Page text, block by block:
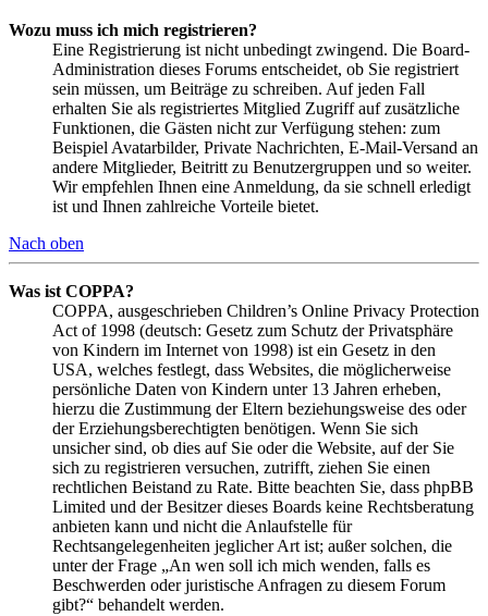
Wozu muss ich mich registrieren?
Eine Registrierung ist nicht unbedingt zwingend. Die Board-
Administration dieses Forums entscheidet, ob Sie registriert
sein müssen, um Beiträge zu schreiben. Auf jeden Fall
erhalten Sie als registriertes Mitglied Zugriff auf zusätzliche
Funktionen, die Gästen nicht zur Verfügung stehen: zum
Beispiel Avatarbilder, Private Nachrichten, E-Mail-Versand an
andere Mitglieder, Beitritt zu Benutzergruppen und so weiter.
Wir empfehlen Ihnen eine Anmeldung, da sie schnell erledigt
ist und Ihnen zahlreiche Vorteile bietet.
Nach oben
Was ist COPPA?
COPPA, ausgeschrieben Children’s Online Privacy Protection
Act of 1998 (deutsch: Gesetz zum Schutz der Privatsphäre
von Kindern im Internet von 1998) ist ein Gesetz in den
USA, welches festlegt, dass Websites, die möglicherweise
persönliche Daten von Kindern unter 13 Jahren erheben,
hierzu die Zustimmung der Eltern beziehungsweise des oder
der Erziehungsberechtigten benötigen. Wenn Sie sich
unsicher sind, ob dies auf Sie oder die Website, auf der Sie
sich zu registrieren versuchen, zutrifft, ziehen Sie einen
rechtlichen Beistand zu Rate. Bitte beachten Sie, dass phpBB
Limited und der Besitzer dieses Boards keine Rechtsberatung
anbieten kann und nicht die Anlaufstelle für
Rechtsangelegenheiten jeglicher Art ist; außer solchen, die
unter der Frage „An wen soll ich mich wenden, falls es
Beschwerden oder juristische Anfragen zu diesem Forum
gibt?“ behandelt werden.